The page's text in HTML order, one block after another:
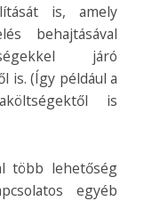
is, amely
behajtásával
járó
is. (Így például a
is
több lehetőség
egyéb